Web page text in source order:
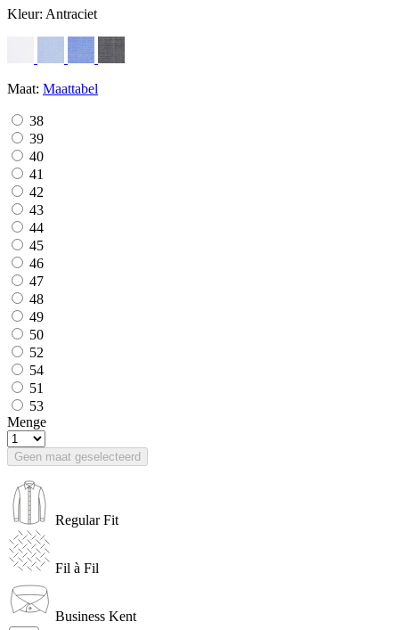
Kleur: Antraciet
Maat: Maattabel
38
39
40
41
42
43
44
45
46
47
48
49
50
52
54
51
53
Menge
Geen maat geselecteerd
Regular Fit
Fil à Fil
Business Kent